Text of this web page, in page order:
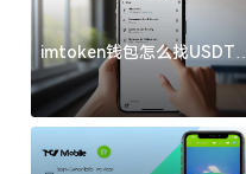
imtoken钱包怎么找USDT地
址？三步搞定不踩坑